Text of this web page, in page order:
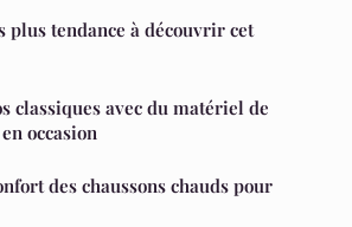
plus tendance à découvrir cet
classiques avec du matériel de
occasion
des chaussons chauds pour